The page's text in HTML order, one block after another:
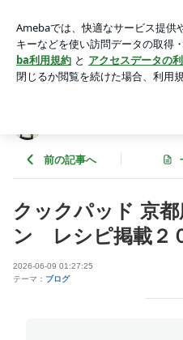
アプリをダウンロードして ブロ
ょう。
前の記事へ
クックパッド 京
ン レシピ掲載２
2026-06-09 01:27:25
テーマ： ブログ